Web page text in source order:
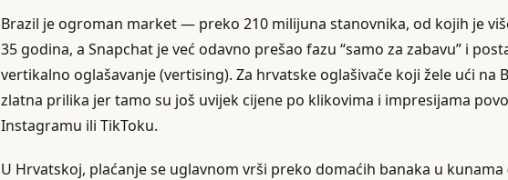
Brazil je ogroman market — preko 210 milijuna stanovnika, od kojih je
35 godina, a Snapchat je već odavno prešao fazu “samo za zabavu” i
vertikalno oglašavanje (vertising). Za hrvatske oglašivače koji žele ući na
zlatna prilika jer tamo su još uvijek cijene po klikovima i impresijama
Instagramu ili TikToku.
U Hrvatskoj, plaćanje se uglavnom vrši preko domaćih banaka u kunama